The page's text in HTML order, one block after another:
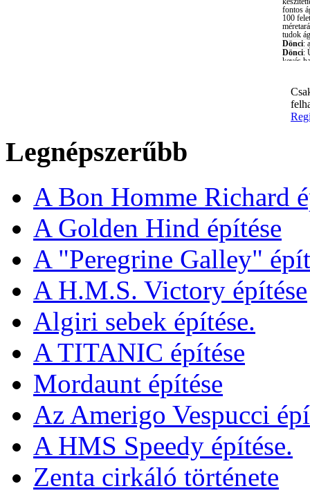
Legnépszerűbb
A Bon Homme Richard
A Golden Hind építése
A "Peregrine Galley"
A H.M.S. Victory építése
Algiri sebek építése.
A TITANIC építése
Mordaunt építése
Az Amerigo Vespucci
A HMS Speedy építése.
Zenta cirkáló története